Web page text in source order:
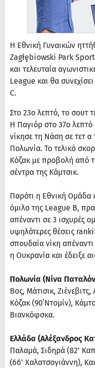
Η Εθνική Γυναικών
Zagłębiowski Park
και τελευταία
League και θα
C.
Στο 23ο λεπτό, το σουτ
Η Παγιόρ στο 37ο λεπτό
νίκησε τη Νάση σε τετ
Πολωνία. Το τελικό
Κόζακ με προβολή από
σέντρα της Κάμτσικ.
Παρότι η Εθνική Ομάδα
όμιλο της League B,
απέναντι σε 3 ισχυρές
υψηλότερες θέσεις
σπουδαία νίκη
η Ουκρανία και έδειξε
Πολωνία (Νίνα
Βος, Μάτισικ,
Κόζακ (90΄Ντομίν),
Βιανκόφσκα.
Ελλάδα (Αλέξανδρος
Παλαμά, Σιδηρά (82'
(66' Χαλατσογιάννη),